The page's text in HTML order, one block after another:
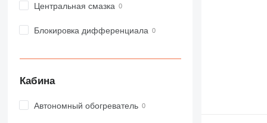
988
990
AP
CB
Центральная смазка
Блокировка дифференциала
Кабина
Автономный обогреватель